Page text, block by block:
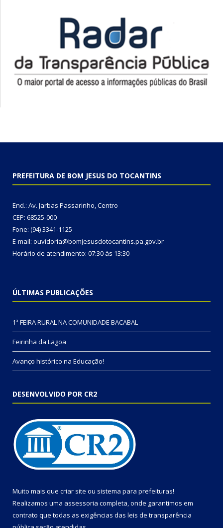
PREFEITURA DE BOM JESUS DO TOCANTINS
End.: Av. Jarbas Passarinho, Centro
CEP: 68525-000
Fone: (94) 3341-1125
E-mail: ouvidoria@bomjesusdotocantins.pa.gov.br
Horário de atendimento: 07:30 às 13:30
ÚLTIMAS PUBLICAÇÕES
1ª FEIRA RURAL NA COMUNIDADE BACABAL
Feirinha da Lagoa
Avanço histórico na Educação!
DESENVOLVIDO POR CR2
Muito mais que criar site ou sistema para prefeituras!
Realizamos uma assessoria completa, onde garantimos em
contrato que todas as exigências das leis de transparência